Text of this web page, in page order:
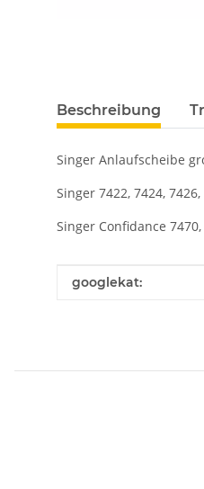
Beschreibung
Singer Anlaufscheibe
Singer 7422, 7424,
Singer Confidance 7470,
Produkteigenschaft
Wert
googlekat: